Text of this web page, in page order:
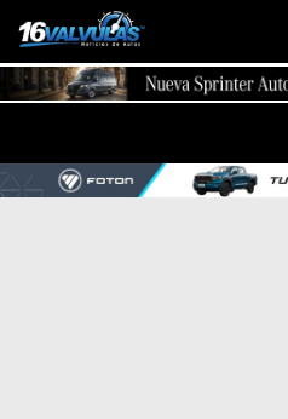
Saltar al contenido